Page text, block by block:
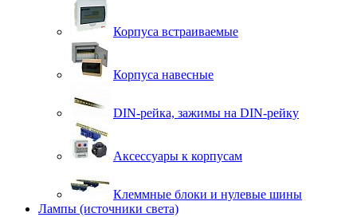
Корпуса встраиваемые
Корпуса навесные
DIN-рейка, зажимы на DIN-рейку
Аксессуары к корпусам
Клеммные блоки и нулевые шины
Лампы (источники света)